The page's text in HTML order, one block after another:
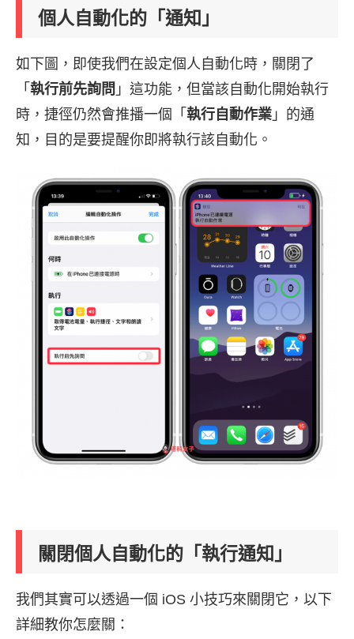
個人自動化的「通知」
如下圖，即使我們在設定個人自動化時，關閉了
「 執行前先詢問 」這功能，但當該自動化開始執行
時，捷徑仍然會推播一個「 執行自動作業 」的通
知，目的是要提醒你即將執行該自動化。
關閉個人自動化的「執行通知」
我們其實可以透過一個 iOS 小技巧來關閉它，以下
詳細教你怎麼關：